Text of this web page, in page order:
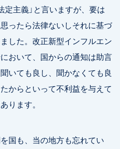
定主義」と言いますが、要は
ったら法律ないしそれに基づ
した。改正新型インフルエン
おいて、国からの通知は助言
いても良し、聞かなくても良
からといって不利益を与えて
ります。
国も、当の地方も忘れてい